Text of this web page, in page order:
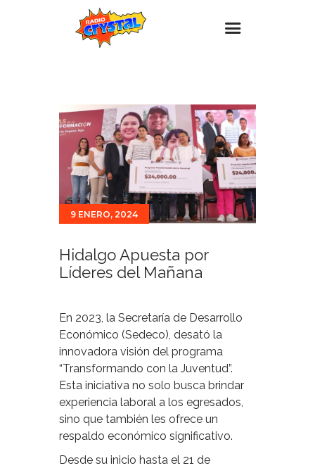
Estaciones
Eventos
Promociones
Noticias
Para ti
9 ENERO, 2024
Hidalgo Apuesta por
Líderes del Mañana
En 2023, la Secretaría de Desarrollo
Económico (Sedeco), desató la
innovadora visión del programa
“Transformando con la Juventud”.
Esta iniciativa no solo busca brindar
experiencia laboral a los egresados,
sino que también les ofrece un
respaldo económico significativo.
Desde su inicio hasta el 21 de